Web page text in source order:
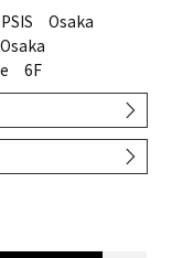
Osaka
6F